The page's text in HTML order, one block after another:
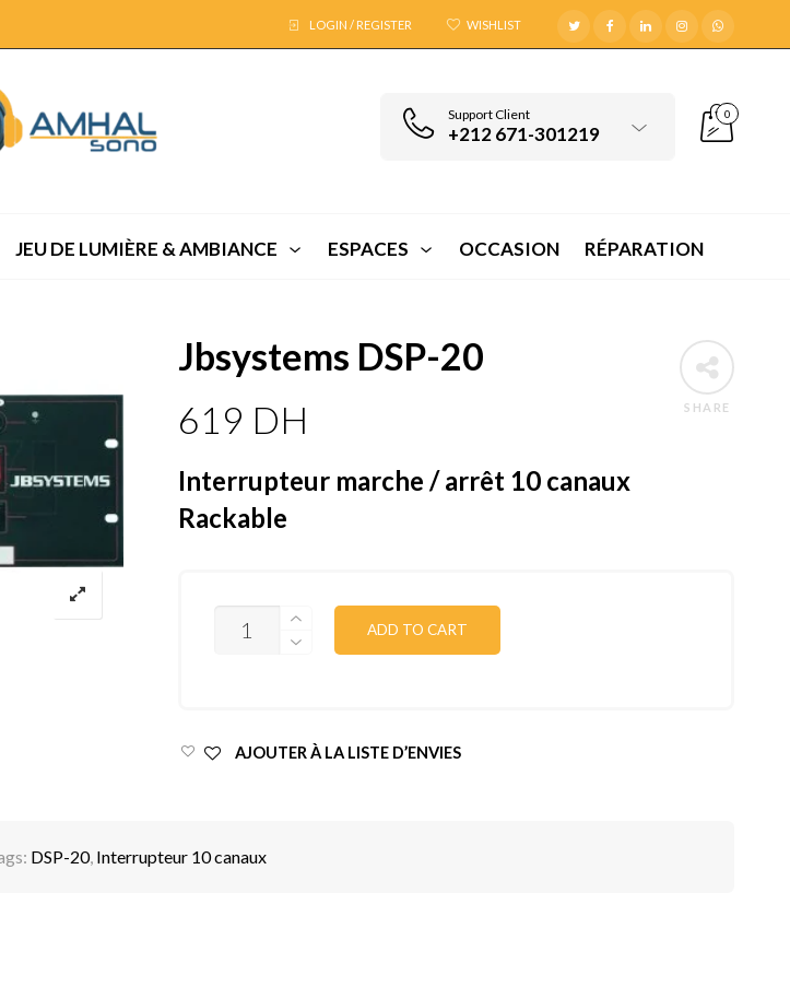
LOGIN / REGISTER WISHLIST
Support Client
+212 671-301219
0
JEU DE LUMIÈRE & AMBIANCE ESPACES OCCASION RÉPARATION
SHARE
Jbsystems DSP-20
619 DH
Interrupteur marche / arrêt 10 canaux
Rackable
QUANTITY
ADD TO CART
AJOUTER À LA LISTE D’ENVIES
DSP-20, Interrupteur 10 canaux